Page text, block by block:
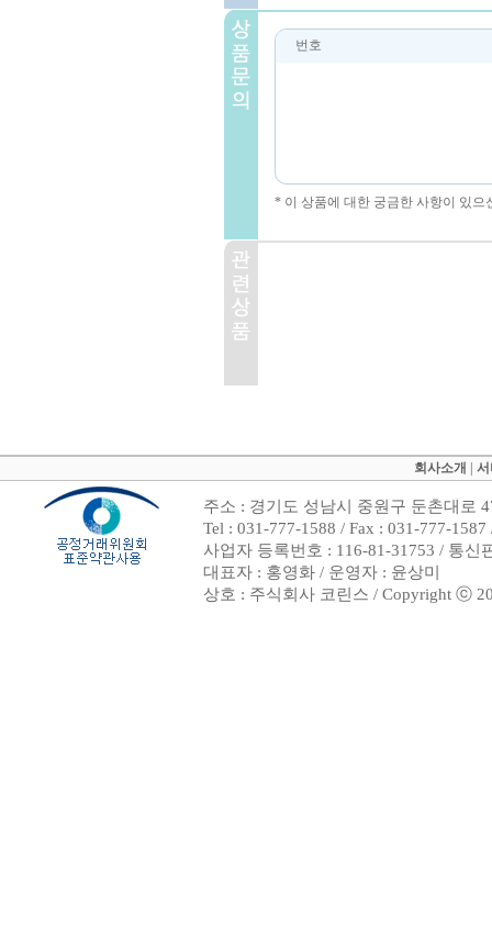
번호
* 이 상품에 대한 궁금한 사항이 있
회사소개
주소 : 경기도 성남시 중원구 둔촌대로
Tel : 031-777-1588 / Fax : 031-777-
사업자 등록번호 : 116-81-31753 / 통신
대표자 : 홍영화 / 운영자 : 윤상미
상호 : 주식회사 코린스 / Copyright ⓒ